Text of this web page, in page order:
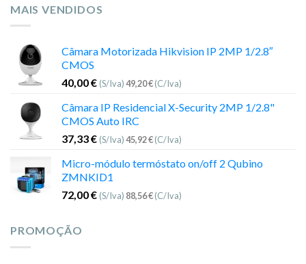
MAIS VENDIDOS
Câmara Motorizada Hikvision IP 2MP 1/2.8″
CMOS
40,00€ (S/Iva)49,20€(C/Iva)
Câmara IP Residencial X-Security 2MP 1/2.8"
CMOS Auto IRC
37,33€ (S/Iva)45,92€(C/Iva)
Micro-módulo termóstato on/off 2 Qubino
ZMNKID1
72,00€ (S/Iva) 88,56€(C/Iva)
PROMOÇÃO